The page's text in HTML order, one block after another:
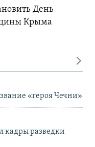
День
Крыма
«героя Чечни»
кадры разведки